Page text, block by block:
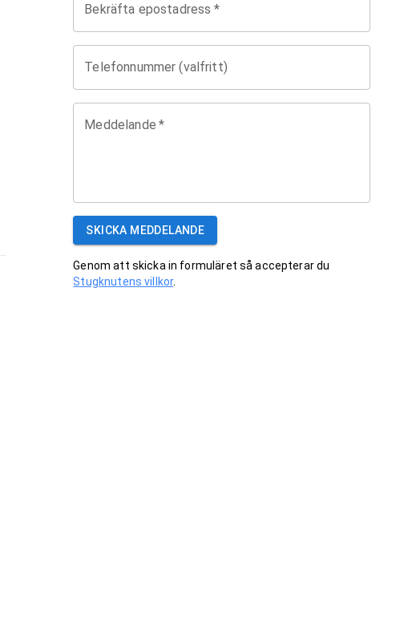
Bekräfta epostadress *
Telefonnummer (valfritt)
Meddelande *
SKICKA MEDDELANDE
Genom att skicka in formuläret så accepterar du
Stugknutens villkor.